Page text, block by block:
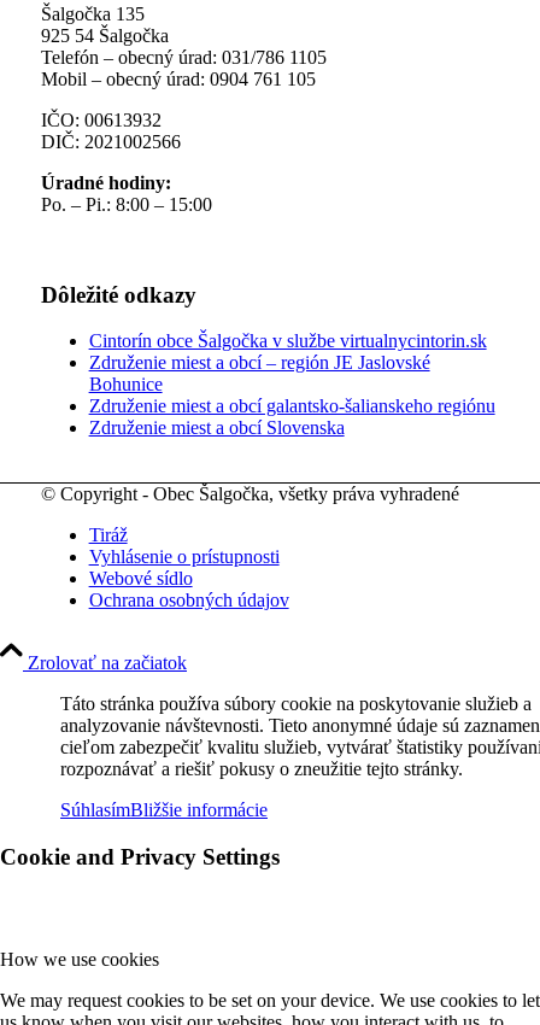
Šalgočka 135
925 54 Šalgočka
Telefón – obecný úrad: 031/786 1105
Mobil – obecný úrad: 0904 761 105
IČO: 00613932
DIČ: 2021002566
Úradné hodiny:
Po. – Pi.: 8:00 – 15:00
Dôležité odkazy
Cintorín obce Šalgočka v službe virtualnycintorin.sk
Združenie miest a obcí – región JE Jaslovské
Bohunice
Združenie miest a obcí galantsko-šalianskeho regiónu
Združenie miest a obcí Slovenska
© Copyright - Obec Šalgočka, všetky práva vyhradené
Tiráž
Vyhlásenie o prístupnosti
Webové sídlo
Ochrana osobných údajov
Zrolovať na začiatok
Táto stránka používa súbory cookie na poskytovanie služieb a
analyzovanie návštevnosti. Tieto anonymné údaje sú
cieľom zabezpečiť kvalitu služieb, vytvárať štatistiky
rozpoznávať a riešiť pokusy o zneužitie tejto stránky.
SúhlasímBližšie informácie
Cookie and Privacy Settings
How we use cookies
We may request cookies to be set on your device. We use cookies to let